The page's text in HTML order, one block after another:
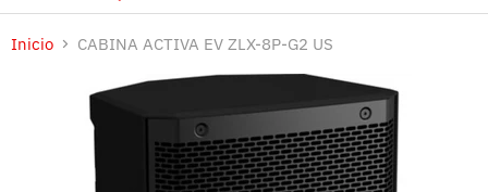
Inicio CABINA ACTIVA EV ZLX-8P-G2 US